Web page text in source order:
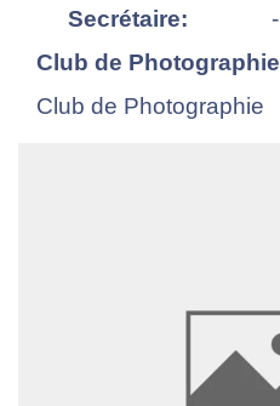
Secrétaire:
-
Club de Photographie
Club de Photographie